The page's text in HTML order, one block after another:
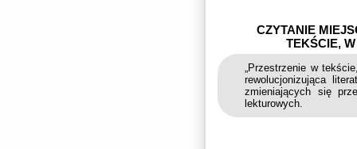
CZYTANIE
TEKŚCIE,
„Przestrzenie w
rewolucjonizująca
zmieniających się
lekturowych.